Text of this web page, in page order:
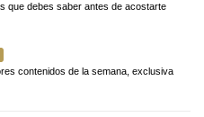
que debes saber antes de acostarte
contenidos de la semana, exclusiva